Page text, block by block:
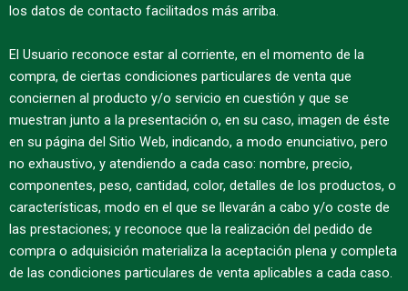
los datos de contacto facilitados más arriba.
El Usuario reconoce estar al corriente, en el momento de la
compra, de ciertas condiciones particulares de venta que
conciernen al producto y/o servicio en cuestión y que se
muestran junto a la presentación o, en su caso, imagen de éste
en su página del Sitio Web, indicando, a modo enunciativo, pero
no exhaustivo, y atendiendo a cada caso: nombre, precio,
componentes, peso, cantidad, color, detalles de los productos, o
características, modo en el que se llevarán a cabo y/o coste de
las prestaciones; y reconoce que la realización del pedido de
compra o adquisición materializa la aceptación plena y completa
de las condiciones particulares de venta aplicables a cada caso.